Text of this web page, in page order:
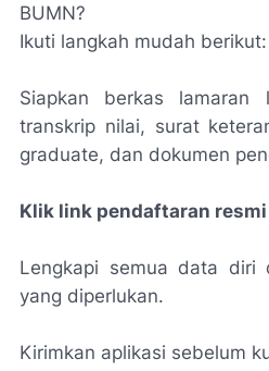
BUMN?
Ikuti langkah mudah berikut:
Siapkan berkas lamaran
transkrip nilai, surat
graduate, dan dokumen
Klik link pendaftaran resmi
Lengkapi semua data diri
yang diperlukan.
Kirimkan aplikasi sebelum